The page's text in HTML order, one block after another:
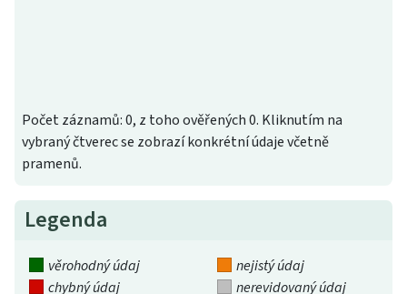
Počet záznamů: 0, z toho ověřených 0. Kliknutím na
vybraný čtverec se zobrazí konkrétní údaje včetně
pramenů.
Legenda
věrohodný údaj
nejistý údaj
chybný údaj
nerevidovaný údaj